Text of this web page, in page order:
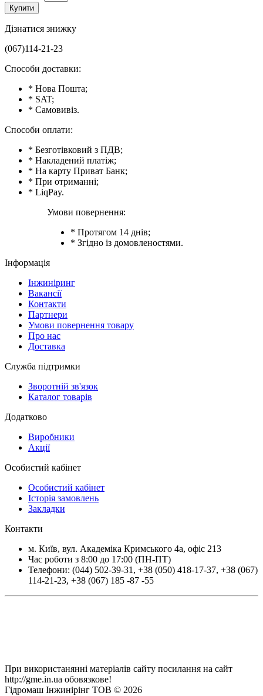
Купити
Дізнатися знижку
(067)114-21-23
Способи доставки:
* Нова Пошта;
* SAT;
* Самовивіз.
Способи оплати:
* Безготівковий з ПДВ;
* Накладений платіж;
* На карту Приват Банк;
* При отриманні;
* LiqPay.
Умови повернення:
* Протягом 14 днів;
* Згідно із домовленостями.
Інформація
Інжиніринг
Вакансії
Контакти
Партнери
Умови повернення товару
Про нас
Доставка
Служба підтримки
Зворотній зв'язок
Каталог товарів
Додатково
Виробники
Акції
Особистий кабінет
Особистий кабінет
Історія замовлень
Закладки
Контакти
м. Київ, вул. Академіка Кримського 4а, офіс 213
Час роботи з 8:00 до 17:00 (ПН-ПТ)
Телефони: (044) 502-39-31 , +38 (050) 418-17-37, +38 (067)
114-21-23, +38 (067) 185 -87 -55
При використанянні матеріалів сайту посилання на сайт
http://gme.in.ua обовязкове!
Гідромаш Інжинірінг ТОВ © 2026